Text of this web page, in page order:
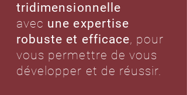
tridimensionnelle
avec une expertise
robuste et efficace, pour
vous permettre de vous
développer et de réussir.